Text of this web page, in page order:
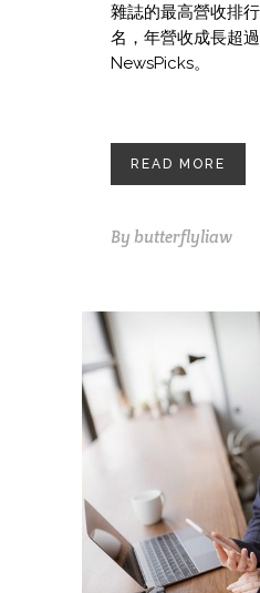
雜誌的最高營收排
名，年營收成長超
NewsPicks。
READ MORE
By butterflyliaw